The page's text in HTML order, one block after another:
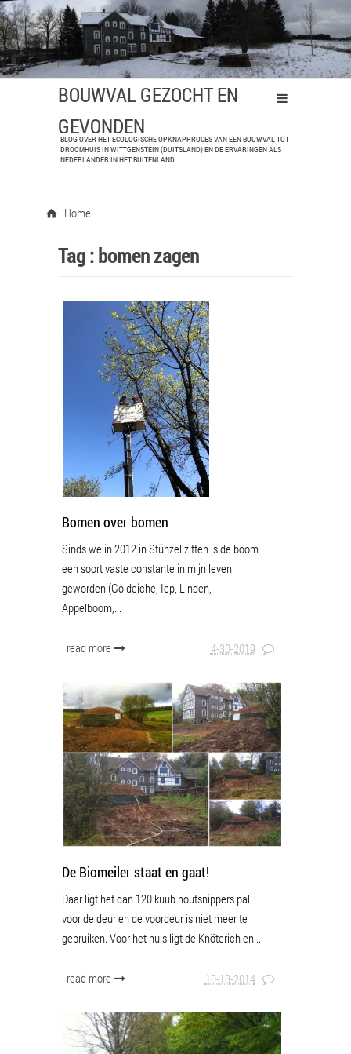
BOUWVAL GEZOCHT EN
GEVONDEN
BLOG OVER HET ECOLOGISCHE OPKNAPPROCES VAN EEN BOUWVAL TOT
DROOMHUIS IN WITTGENSTEIN (DUITSLAND) EN DE ERVARINGEN ALS
NEDERLANDER IN HET BUITENLAND
Home
Tag :bomen zagen
Bomen over bomen
Sinds we in 2012 in Stünzel zitten is de boom
een soort vaste constante in mijn leven
geworden (Goldeiche, Iep, Linden,
Appelboom,...
read more 4-30-2019 |
De Biomeiler staat en gaat!
Daar ligt het dan 120 kuub houtsnippers pal
voor de deur en de voordeur is niet meer te
gebruiken. Voor het huis ligt de Knöterich en...
read more 10-18-2014 |